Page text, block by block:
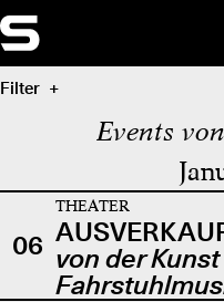
Filter
Events
06
THEATER
von der